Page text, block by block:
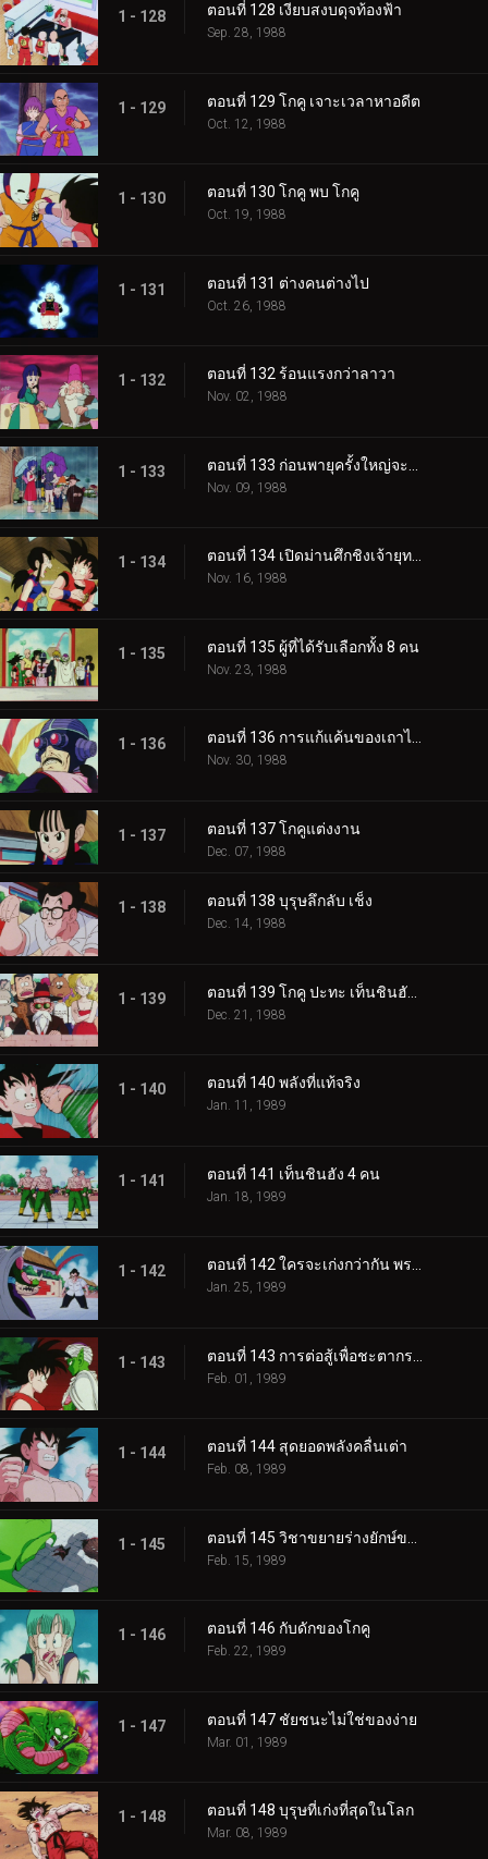
1 - 128 ตอนที่ 128 เงียบสงบดุจท้องฟ้า
Sep. 28, 1988
1 - 129 ตอนที่ 129 โกคู เจาะเวลาหาอดีต
Oct. 12, 1988
1 - 130 ตอนที่ 130 โกคู พบ โกคู
Oct. 19, 1988
1 - 131 ตอนที่ 131 ต่างคนต่างไป
Oct. 26, 1988
1 - 132 ตอนที่ 132 ร้อนแรงกว่าลาวา
Nov. 02, 1988
1 - 133
Nov. 09, 1988
1 - 134 ตอนที่ 134 เปิดม่านศึกชิงเจ้ายุทธภพ
Nov. 16, 1988
1 - 135 ตอนที่ 135 ผู้ที่ได้รับเลือกทั้ง 8 คน
Nov. 23, 1988
1 - 136 ตอนที่ 136 การแก้แค้นของเถาไปไป
Nov. 30, 1988
1 - 137 ตอนที่ 137 โกคูแต่งงาน
Dec. 07, 1988
1 - 138 ตอนที่ 138 บุรุษลึกลับ เช็ง
Dec. 14, 1988
1 - 139
Dec. 21, 1988
1 - 140 ตอนที่ 140 พลังที่แท้จริง
Jan. 11, 1989
1 - 141 ตอนที่ 141 เท็นชินฮัง 4 คน
Jan. 18, 1989
1 - 142 ตอนที่ 142 ใครจะเก่งกว่ากัน พระเจ้าหรือปีศาจ
Jan. 25, 1989
1 - 143
Feb. 01, 1989
1 - 144 ตอนที่ 144 สุดยอดพลังคลื่นเต่า
Feb. 08, 1989
1 - 145
Feb. 15, 1989
1 - 146 ตอนที่ 146 กับดักของโกคู
Feb. 22, 1989
1 - 147 ตอนที่ 147 ชัยชนะไม่ใช่ของง่าย
Mar. 01, 1989
1 - 148 ตอนที่ 148 บุรุษที่เก่งที่สุดในโลก
Mar. 08, 1989